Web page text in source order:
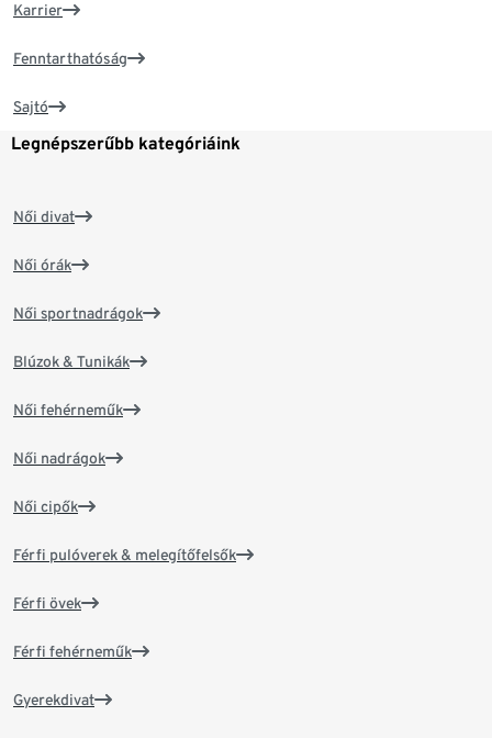
Karrier
Fenntarthatóság
Sajtó
Legnépszerűbb kategóriáink
Női divat
Női órák
Női sportnadrágok
Blúzok & Tunikák
Női fehérneműk
Női nadrágok
Női cipők
Férfi pulóverek & melegítőfelsők
Férfi övek
Férfi fehérneműk
Gyerekdivat